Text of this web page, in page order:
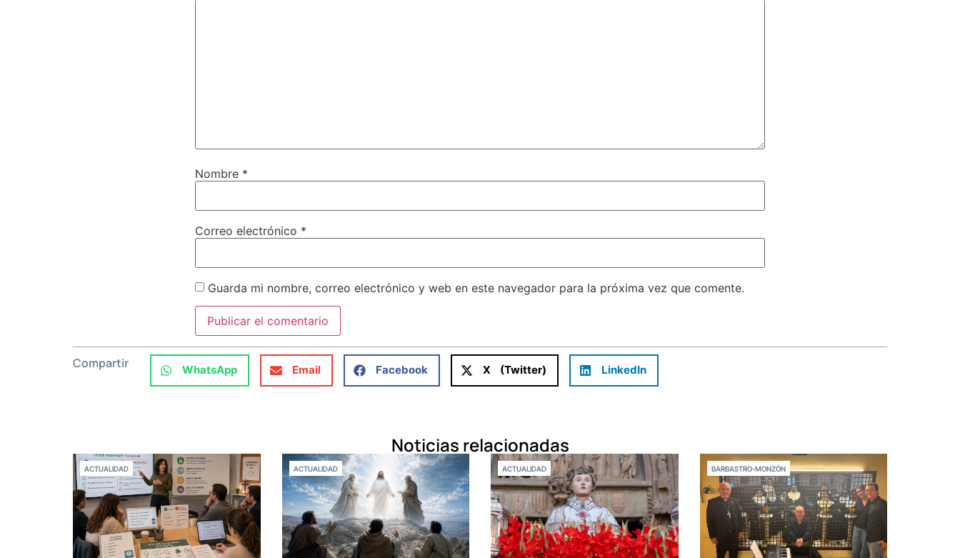
Nombre *
Correo electrónico *
Guarda mi nombre, correo electrónico y web en este navegador para la próxima vez que comente.
Compartir WhatsApp Email Facebook X (Twitter) LinkedIn
Noticias relacionadas
ACTUALIDAD ACTUALIDAD ACTUALIDAD BARBASTRO-MONZÓN